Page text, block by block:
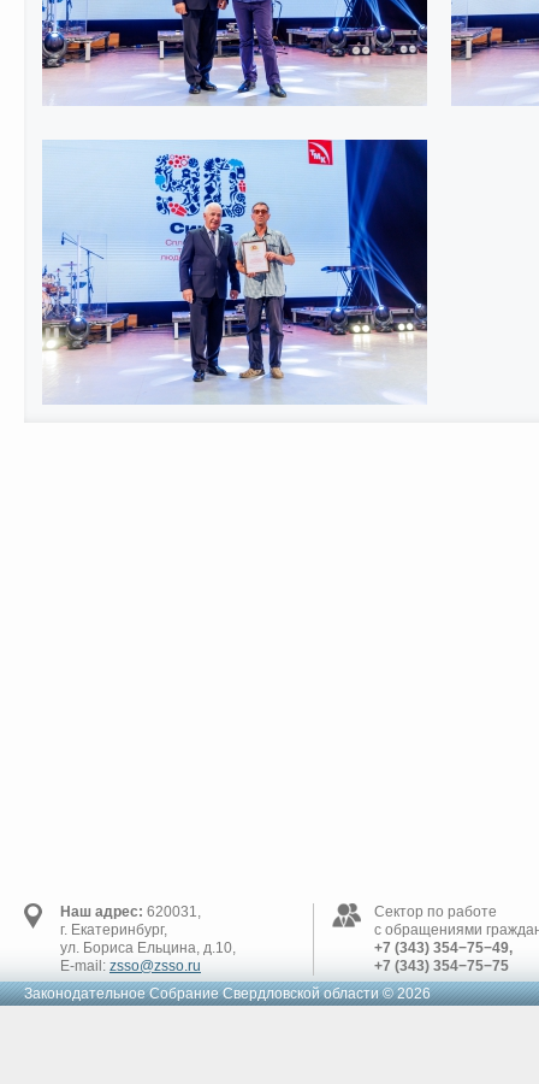
Наш адрес: 620031,
г. Екатеринбург,
ул. Бориса Ельцина, д.10,
E-mail: zsso@zsso.ru
Сектор по работе
с обращениями
+7 (343) 354−75−49,
+7 (343) 354−75−75
Законодательное Cобрание Свердловской области © 2026